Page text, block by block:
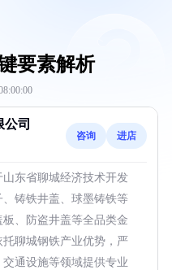
要素解析
司
咨询 进店
东省聊城经济技术开发
铸铁井盖、球墨铸铁等
、防盗井盖等全品类金
托聊城钢铁产业优势，严
通设施等领域提供专业